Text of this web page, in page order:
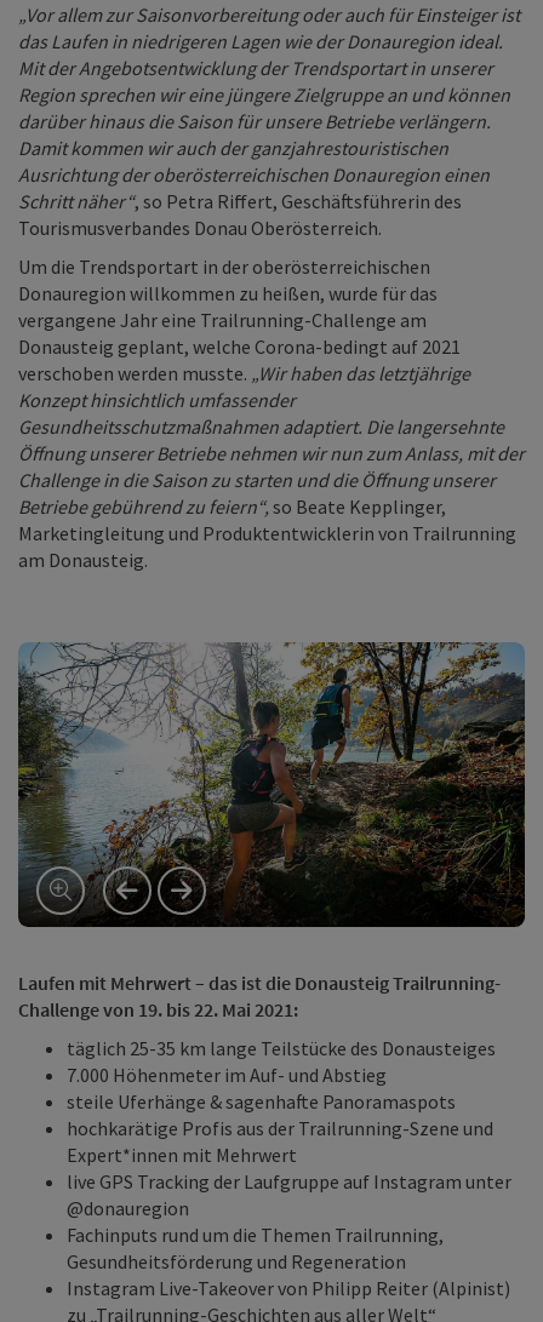
„Vor allem zur Saisonvorbereitung oder auch für Einsteiger ist
das Laufen in niedrigeren Lagen wie der Donauregion ideal.
Mit der Angebotsentwicklung der Trendsportart in unserer
Region sprechen wir eine jüngere Zielgruppe an und können
darüber hinaus die Saison für unsere Betriebe verlängern.
Damit kommen wir auch der ganzjahrestouristischen
Ausrichtung der oberösterreichischen Donauregion einen
Schritt näher“, so Petra Riffert, Geschäftsführerin des
Tourismusverbandes Donau Oberösterreich.
Um die Trendsportart in der oberösterreichischen
Donauregion willkommen zu heißen, wurde für das
vergangene Jahr eine Trailrunning-Challenge am
Donausteig geplant, welche Corona-bedingt auf 2021
verschoben werden musste. „Wir haben das letztjährige
Konzept hinsichtlich umfassender
Gesundheitsschutzmaßnahmen adaptiert. Die langersehnte
Öffnung unserer Betriebe nehmen wir nun zum Anlass, mit der
Challenge in die Saison zu starten und die Öffnung unserer
Betriebe gebührend zu feiern“, so Beate Kepplinger,
Marketingleitung und Produktentwicklerin von Trailrunning
am Donausteig.
vorheriges Element
nächstes Element
Laufen mit Mehrwert – das ist die Donausteig Trailrunning-
Challenge von 19. bis 22. Mai 2021:
täglich 25-35 km lange Teilstücke des Donausteiges
7.000 Höhenmeter im Auf- und Abstieg
steile Uferhänge & sagenhafte Panoramaspots
hochkarätige Profis aus der Trailrunning-Szene und
Expert*innen mit Mehrwert
live GPS Tracking der Laufgruppe auf Instagram unter
@donauregion
Fachinputs rund um die Themen Trailrunning,
Gesundheitsförderung und Regeneration
Instagram Live-Takeover von Philipp Reiter (Alpinist)
zu „Trailrunning-Geschichten aus aller Welt“